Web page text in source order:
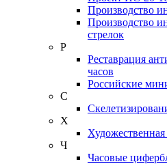
Производство
Производство
стрелок
Р
Реставрация
часов
Российские
С
Х
Ч
Часовые